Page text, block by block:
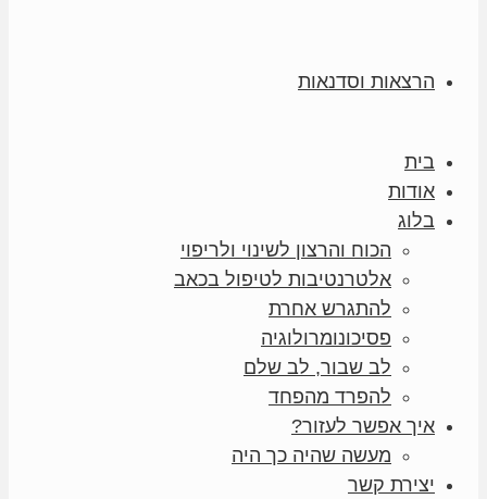
הרצאות וסדנאות
בית
אודות
בלוג
הכוח והרצון לשינוי ולריפוי
אלטרנטיבות לטיפול בכאב
להתגרש אחרת
פסיכונומרולוגיה
לב שבור, לב שלם
להפרד מהפחד
איך אפשר לעזור?
מעשה שהיה כך היה
יצירת קשר